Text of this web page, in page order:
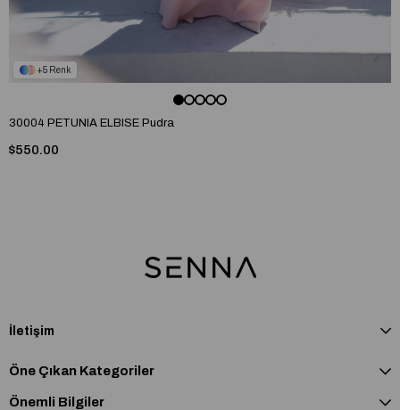
5
30004 PETUNIA ELBISE Pudra
$550.00
İletişim
Öne Çıkan Kategoriler
Önemli Bilgiler